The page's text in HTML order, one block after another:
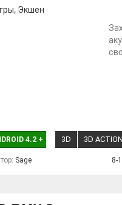
, Экшен
4.2 + 3D 3D ACTION
Sage 8-